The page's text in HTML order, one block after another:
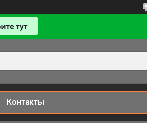
Контакты